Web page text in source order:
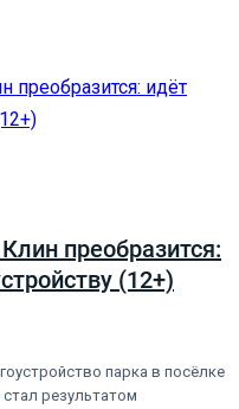
преобразится:
(12+)
парка в посёлке
результатом